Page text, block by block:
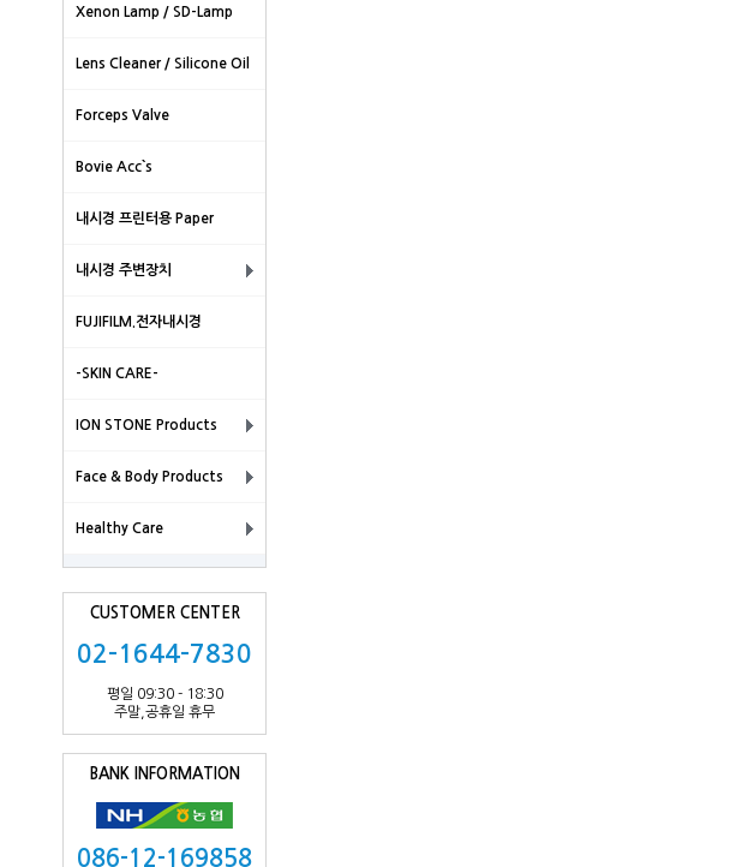
Xenon Lamp / SD-Lamp
Lens Cleaner / Silicone Oil
Forceps Valve
Bovie Acc`s
내시경 프린터용 Paper
내시경 주변장치
FUJIFILM.전자내시경
-SKIN CARE-
ION STONE Products
Face & Body Products
Healthy Care
CUSTOMER CENTER
02-1644-7830
평일 09:30 - 18:30
주말,공휴일 휴무
BANK INFORMATION
086-12-169858